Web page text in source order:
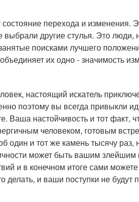
состояние перехода и
другие стулья. Это
поисками лучшего
их одно - значимость
настоящий искатель
поэтому вы всегда привыкли
Ваша настойчивость и тот факт,
человеком, готовым
один и тот же камень тысячу раз,
может быть вашим злейшим
и в конечном итоге сами
делать, и ваши поступки не будут